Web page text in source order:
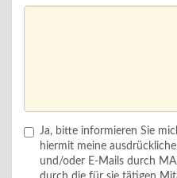
Ja, bitte informieren Sie
hiermit meine
und/oder E-Mails durch